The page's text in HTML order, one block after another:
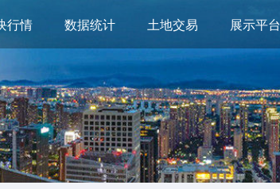
行情 数据统计 土地交易 展示平台